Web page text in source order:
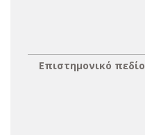
Επιστημονικό πεδίο